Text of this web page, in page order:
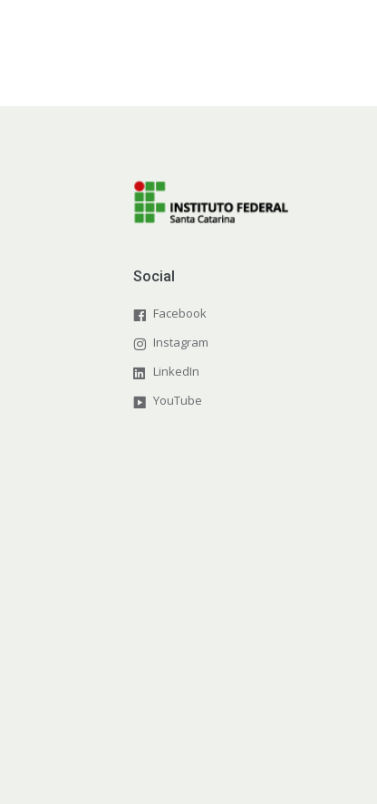
Social
Facebook
Instagram
LinkedIn
YouTube